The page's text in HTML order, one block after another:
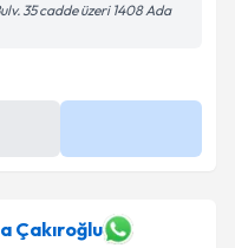
35 cadde üzeri 1408 Ada
Çakıroğlu